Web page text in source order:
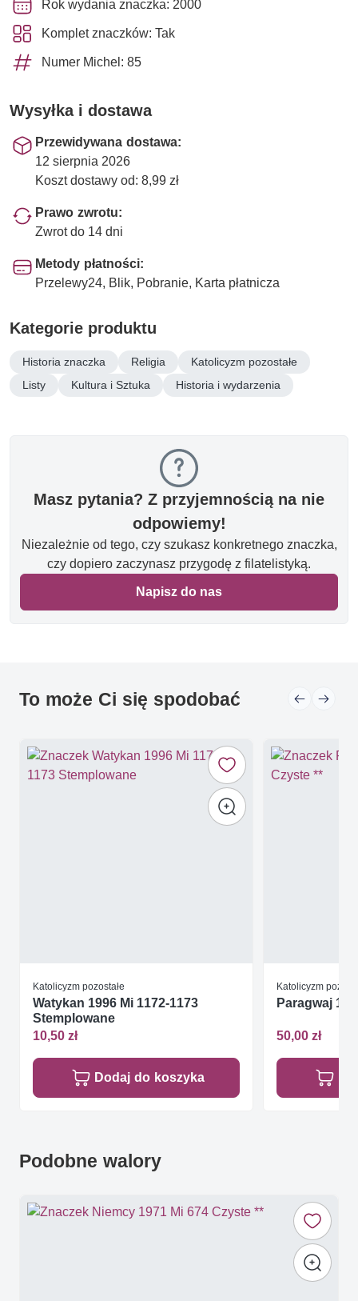
Rok wydania znaczka: 2000
Komplet znaczków: Tak
Numer Michel: 85
Wysyłka i dostawa
Przewidywana dostawa:
12 sierpnia 2026
Koszt dostawy od: 8,99 zł
Prawo zwrotu:
Zwrot do 14 dni
Metody płatności:
Przelewy24, Blik, Pobranie, Karta płatnicza
Kategorie produktu
Historia znaczka Religia
Katolicyzm pozostałe
Listy
Kultura i Sztuka Historia i wydarzenia
Masz pytania? Z przyjemnością na nie
odpowiemy!
Niezależnie od tego, czy szukasz konkretnego znaczka,
czy dopiero zaczynasz przygodę z filatelistyką.
Napisz do nas
To może Ci się spodobać
Katolicyzm pozostałe
Watykan 1996 Mi 1172-1173
Stemplowane
10,50 zł
Dodaj do koszyka
Katolicyzm
Paragwaj
50,00 zł
Podobne walory